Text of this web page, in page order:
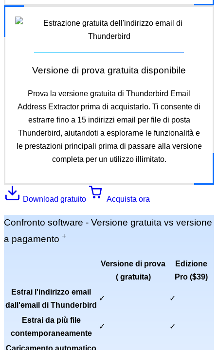
Versione di prova gratuita disponibile
Prova la versione gratuita di Thunderbird Email
Address Extractor prima di acquistarlo. Ti consente di
estrarre fino a 15 indirizzi email per file di posta
Thunderbird, aiutandoti a esplorarne le funzionalità e
le prestazioni principali prima di passare alla versione
completa per un utilizzo illimitato.
Download gratuito Acquista ora
Confronto software - Versione gratuita vs versione
a pagamento +
Versione di prova
( gratuita)
Edizione
Pro ($39)
Estrai l'indirizzo email
dall'email di Thunderbird
✓ ✓
Estrai da più file
contemporaneamente
✓ ✓
Caricamento automatico